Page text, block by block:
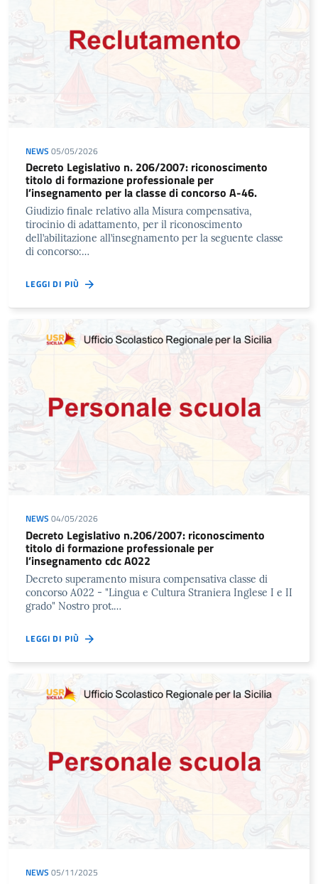
NEWS 05/05/2026
Decreto Legislativo n. 206/2007: riconoscimento
titolo di formazione professionale per
l’insegnamento per la classe di concorso A-46.
Giudizio finale relativo alla Misura compensativa,
tirocinio di adattamento, per il riconoscimento
dell’abilitazione all’insegnamento per la seguente classe
di concorso:…
LEGGI DI PIÙ
NEWS 04/05/2026
Decreto Legislativo n.206/2007: riconoscimento
titolo di formazione professionale per
l’insegnamento cdc A022
Decreto superamento misura compensativa classe di
concorso A022 - "Lingua e Cultura Straniera Inglese I e II
grado" Nostro prot.…
LEGGI DI PIÙ
NEWS 05/11/2025